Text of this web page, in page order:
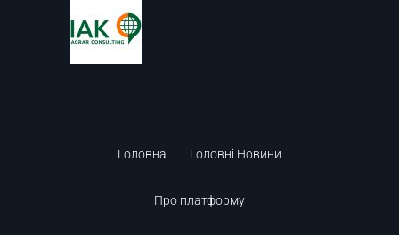
Головна Головні Новини
Про платформу